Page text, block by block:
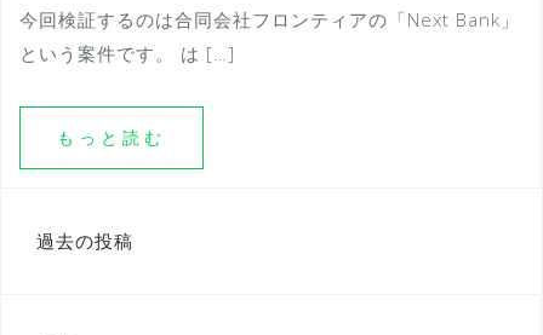
今回検証するのは合同会社フロンティアの「Next Bank」
という案件です。 は […]
もっと読む
投
過去の投稿